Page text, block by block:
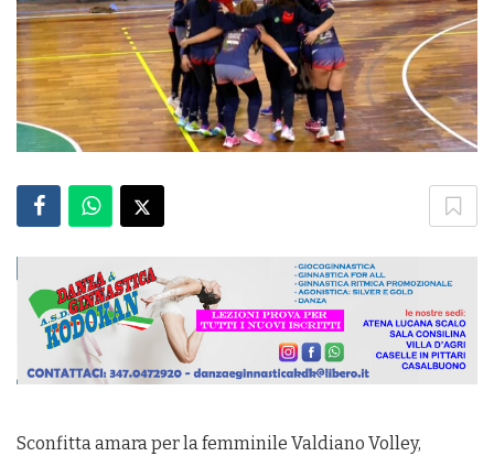
Sconfitta amara per la femminile Valdiano Volley,